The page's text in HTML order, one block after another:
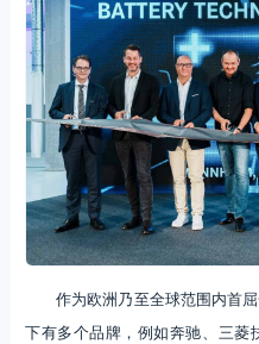
作为欧洲乃至全球范围内首
下有多个品牌，例如奔驰、三菱